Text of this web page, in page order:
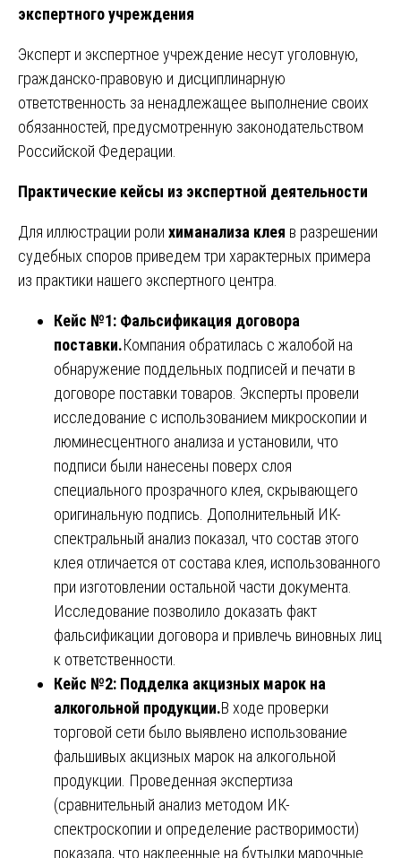
экспертного учреждения
Эксперт и экспертное учреждение несут уголовную,
гражданско-правовую и дисциплинарную
ответственность за ненадлежащее выполнение своих
обязанностей, предусмотренную законодательством
Российской Федерации.
Практические кейсы из экспертной деятельности
Для иллюстрации роли химанализа клея в разрешении
судебных споров приведем три характерных примера
из практики нашего экспертного центра.
Кейс №1: Фальсификация договора
поставки.Компания обратилась с жалобой на
обнаружение поддельных подписей и печати в
договоре поставки товаров. Эксперты провели
исследование с использованием микроскопии и
люминесцентного анализа и установили, что
подписи были нанесены поверх слоя
специального прозрачного клея, скрывающего
оригинальную подпись. Дополнительный ИК-
спектральный анализ показал, что состав этого
клея отличается от состава клея, использованного
при изготовлении остальной части документа.
Исследование позволило доказать факт
фальсификации договора и привлечь виновных лиц
к ответственности.
Кейс №2: Подделка акцизных марок на
алкогольной продукции.В ходе проверки
торговой сети было выявлено использование
фальшивых акцизных марок на алкогольной
продукции. Проведенная экспертиза
(сравнительный анализ методом ИК-
спектроскопии и определение растворимости)
показала, что наклеенные на бутылки марочные